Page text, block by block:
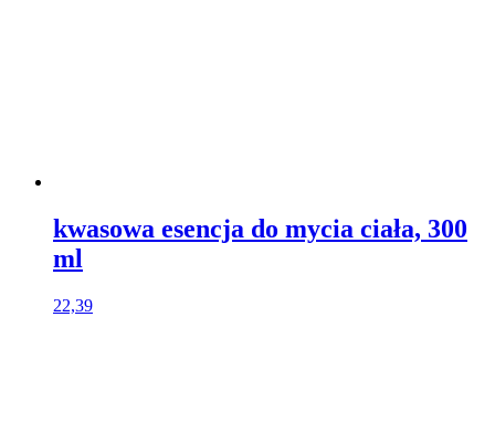
kwasowa esencja do mycia ciała, 300
ml
22,39